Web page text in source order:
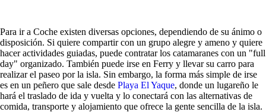
Para ir a Coche existen diversas opciones, dependiendo de su ánimo o
disposición. Si quiere compartir con un grupo alegre y ameno y quiere
hacer actividades guiadas, puede contratar los catamaranes con un "full
day" organizado. También puede irse en Ferry y llevar su carro para
realizar el paseo por la isla. Sin embargo, la forma más simple de irse
es en un peñero que sale desde Playa El Yaque, donde un lugareño le
hará el traslado de ida y vuelta y lo conectará con las alternativas de
comida, transporte y alojamiento que ofrece la gente sencilla de la isla.